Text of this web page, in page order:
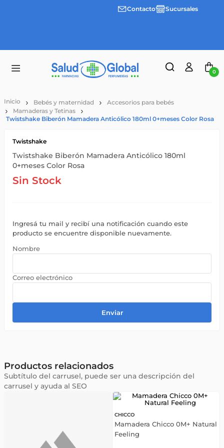
Envíos
Contacto Sucursales
0
Bebés y maternidad
Accesorios para bebés
Mamaderas y Tetinas
Twistshake Biberón Mamadera Anticólico 180ml 0+meses Color Rosa
Twistshake
Twistshake Biberón Mamadera Anticólico 180ml
0+meses Color Rosa
Sin Stock
Ingresá tu mail y recibí una notificación cuando este
producto se encuentre disponible nuevamente.
Enviar
Productos relacionados
Subtítulo del carrusel, puede ser una descripción del
carrusel y ayuda al SEO